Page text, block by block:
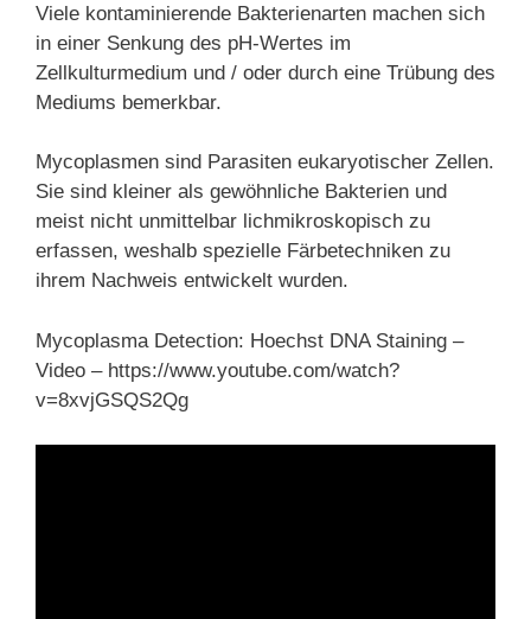
Viele kontaminierende Bakterienarten machen sich
in einer Senkung des pH-Wertes im
Zellkulturmedium und / oder durch eine Trübung des
Mediums bemerkbar.
Mycoplasmen sind Parasiten eukaryotischer Zellen.
Sie sind kleiner als gewöhnliche Bakterien und
meist nicht unmittelbar lichmikroskopisch zu
erfassen, weshalb spezielle Färbetechniken zu
ihrem Nachweis entwickelt wurden.
Mycoplasma Detection: Hoechst DNA Staining –
Video – https://www.youtube.com/watch?
v=8xvjGSQS2Qg